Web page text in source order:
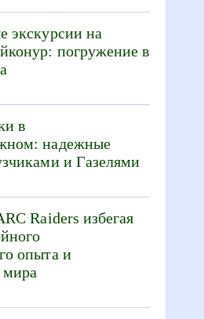
экскурсии на
погружение в
в
надежные
и Газелями
Raiders избегая
опыта и
мира